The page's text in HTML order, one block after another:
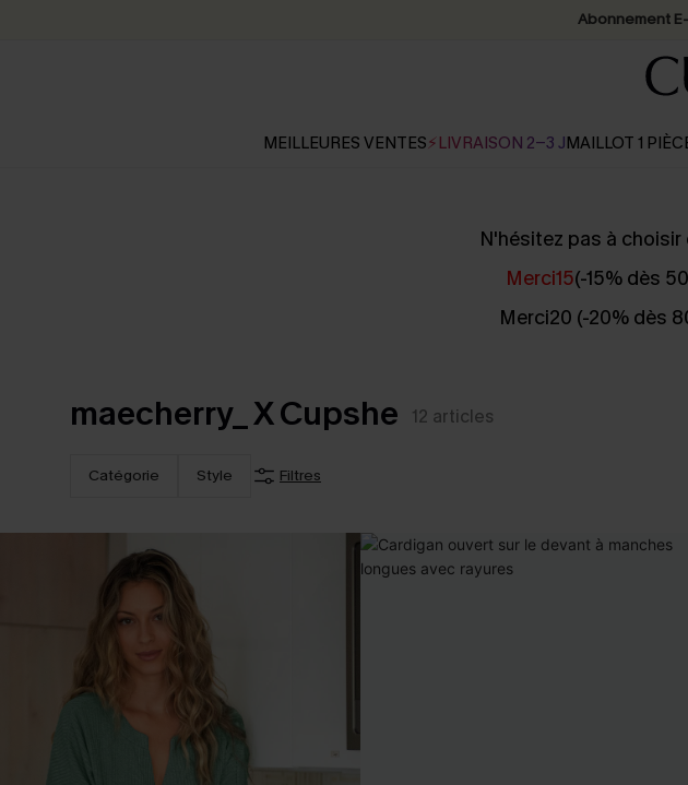
Abonnement
MEILLEURES VENTES⚡LIVRAISON 2-3 JMAILLOT 1
N'hésitez pas à
Merci15(-15% dès
Merci20 (-20% dès
maecherry_ X Cupshe 12 articles
Catégorie Style Filtres